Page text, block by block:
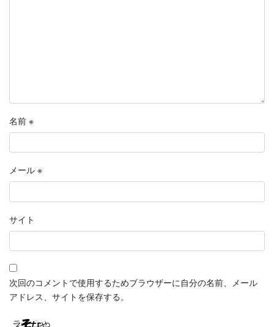
名前 ※
メール ※
サイト
次回のコメントで使用するためブラウザーに自分の名前、メール
アドレス、サイトを保存する。